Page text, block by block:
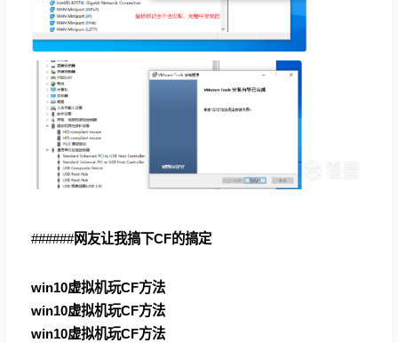
######网友让我搞下CF的搞定
win10虚拟机玩CF方法
win10虚拟机玩CF方法
win10虚拟机玩CF方法